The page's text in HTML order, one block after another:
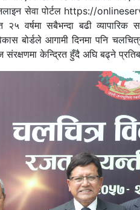
सेवा पोर्टल https://
वर्षमा सबैभन्दा बढी व्यापारिक
बोर्डले आगामी दिनमा पनि
केन्द्रित हुँदै अघि बढ्ने